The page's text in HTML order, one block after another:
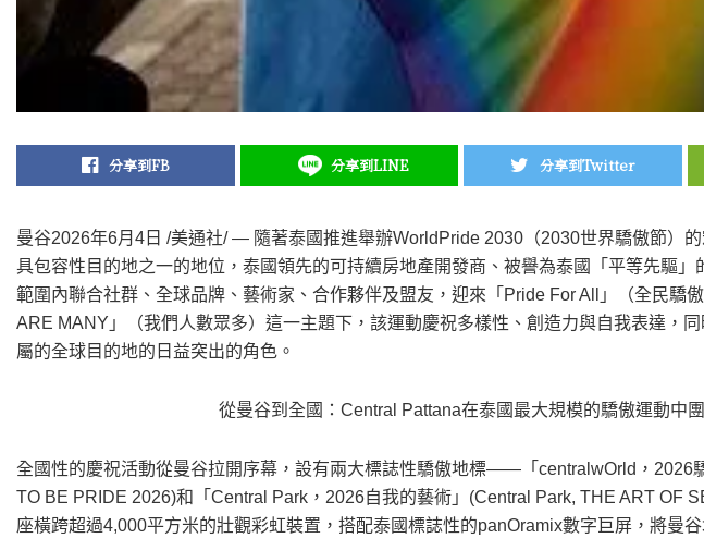
分享到FB 分享到LINE 分享到Twitter
曼谷2026年6月4日 /美通社/ — 隨著泰國推進舉辦WorldPride 2030（2030世界驕傲節）
具包容性目的地之一的地位，泰國領先的可持續房地產開發商、被譽為泰國「平等先驅」
範圍內聯合社群、全球品牌、藝術家、合作夥伴及盟友，迎來「Pride For All」（全民驕
ARE MANY」（我們人數眾多）這一主題下，該運動慶祝多樣性、創造力與自我表達，
屬的全球目的地的日益突出的角色。
從曼谷到全國：Central Pattana在泰國最大規模的驕傲運動中
全國性的慶祝活動從曼谷拉開序幕，設有兩大標誌性驕傲地標——「centralwOrld，2026
TO BE PRIDE 2026)和「Central Park，2026自我的藝術」(Central Park, THE ART OF
座橫跨超過4,000平方米的壯觀彩虹裝置，搭配泰國標誌性的panOramix數字巨屏，將曼